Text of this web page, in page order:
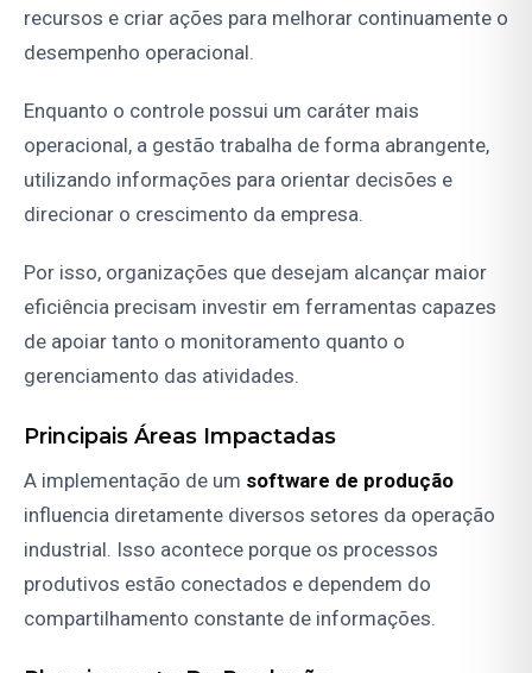
recursos e criar ações para melhorar continuamente o
desempenho operacional.
Enquanto o controle possui um caráter mais
operacional, a gestão trabalha de forma abrangente,
utilizando informações para orientar decisões e
direcionar o crescimento da empresa.
Por isso, organizações que desejam alcançar maior
eficiência precisam investir em ferramentas capazes
de apoiar tanto o monitoramento quanto o
gerenciamento das atividades.
Principais Áreas Impactadas
A implementação de um software de produção
influencia diretamente diversos setores da operação
industrial. Isso acontece porque os processos
produtivos estão conectados e dependem do
compartilhamento constante de informações.